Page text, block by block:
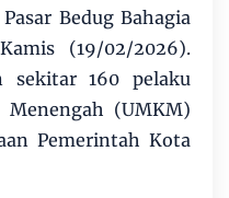
Bedug Bahagia
(19/02/2026).
sekitar 160 pelaku
(UMKM)
Pemerintah Kota